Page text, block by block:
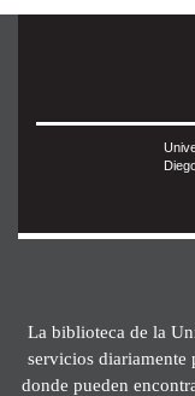
La biblioteca de la
servicios diariamente
donde pueden